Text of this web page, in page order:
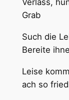
Verlass,
Grab
Such die
Bereite
Leise
ach so